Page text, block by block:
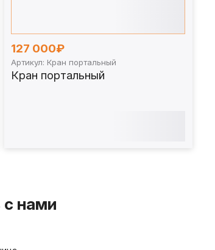
127 000₽
Артикул: Кран портальный
Кран портальный
нами